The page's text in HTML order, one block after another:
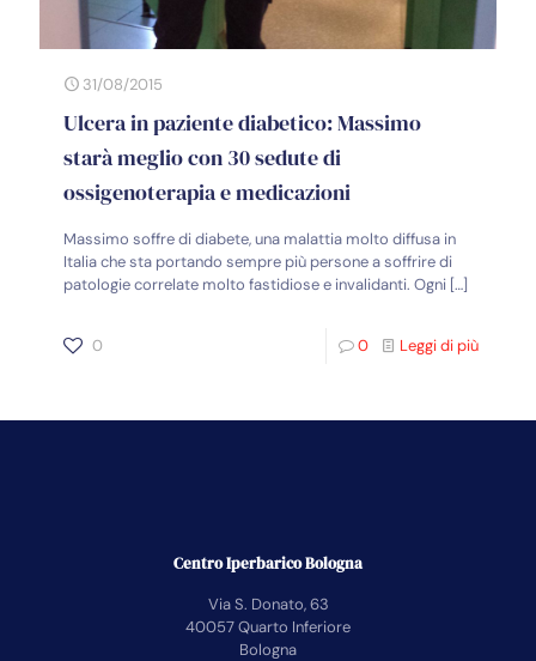
31/08/2015
Ulcera in paziente diabetico: Massimo
starà meglio con 30 sedute di
ossigenoterapia e medicazioni
Massimo soffre di diabete, una malattia molto diffusa in
Italia che sta portando sempre più persone a soffrire di
patologie correlate molto fastidiose e invalidanti. Ogni […]
0 0 Leggi di più
Centro Iperbarico Bologna
Via S. Donato, 63
40057 Quarto Inferiore
Bologna